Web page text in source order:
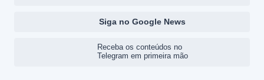
Siga no Google News
Receba os conteúdos no
Telegram em primeira mão